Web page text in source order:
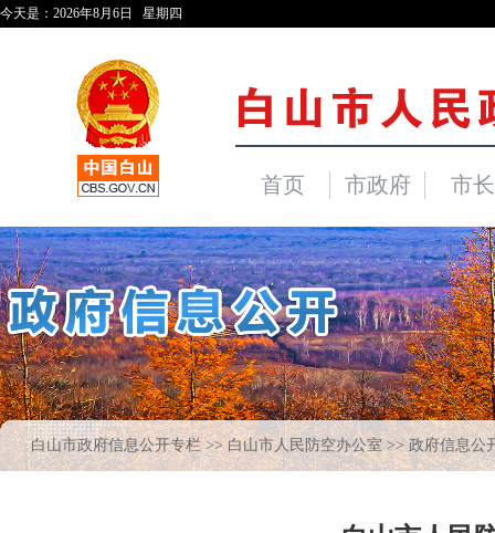
白山市政府信息公开专栏>>白山市人民防空办公室 >> 政府信息公